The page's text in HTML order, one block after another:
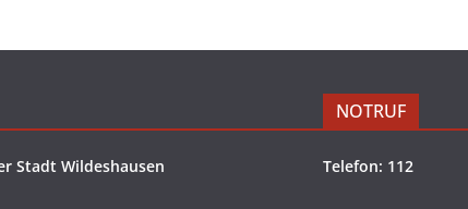
Stadt Wildeshausen
NOTRUF
Telefon: 112